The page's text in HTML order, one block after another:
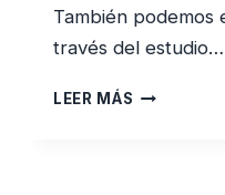
También podemos
través del estudio…
LEER MÁS